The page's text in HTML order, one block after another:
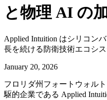
と物理 AI の
Applied Intuition はシリコン
長を続ける防衛技術エコシ
January 20, 2026
フロリダ州フォートウォル
駆的企業である Applied